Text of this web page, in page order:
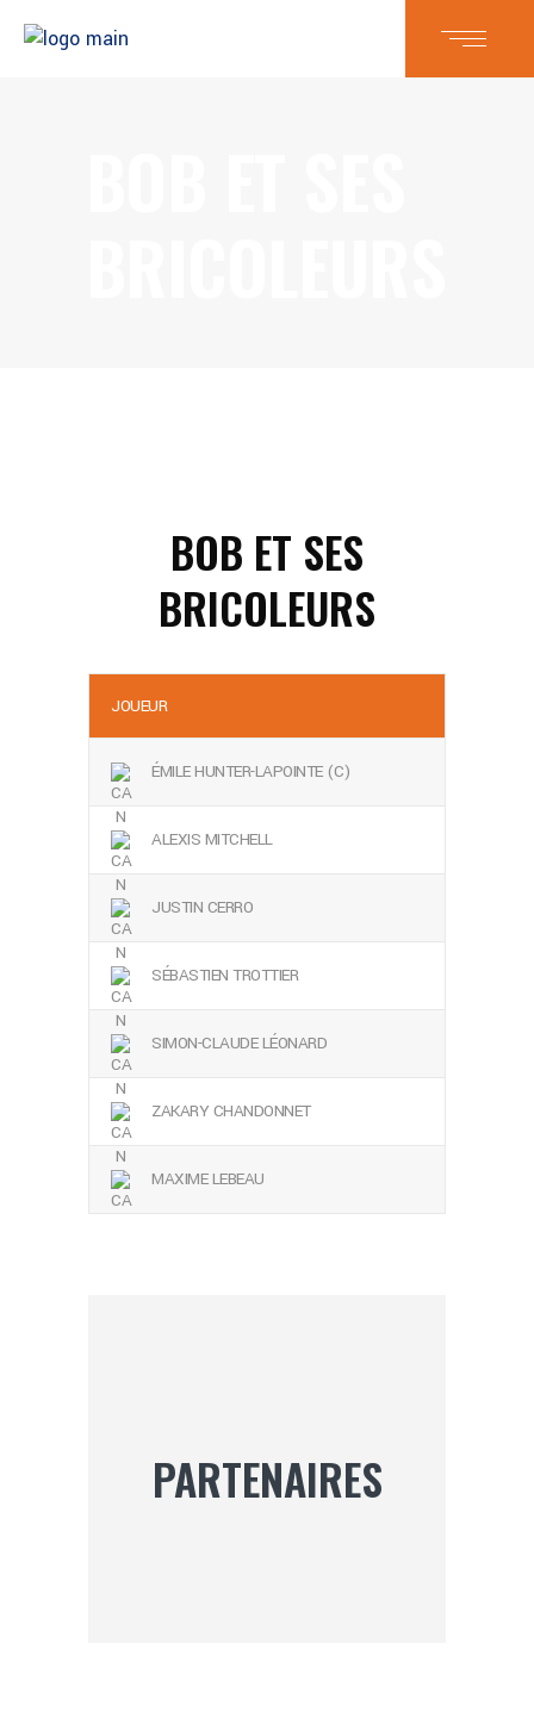
BOB ET SES
BRICOLEURS
JOUEUR
ÉMILE HUNTER-LAPOINTE (C)
ALEXIS MITCHELL
JUSTIN CERRO
SÉBASTIEN TROTTIER
SIMON-CLAUDE LÉONARD
ZAKARY CHANDONNET
MAXIME LEBEAU
PARTENAIRES